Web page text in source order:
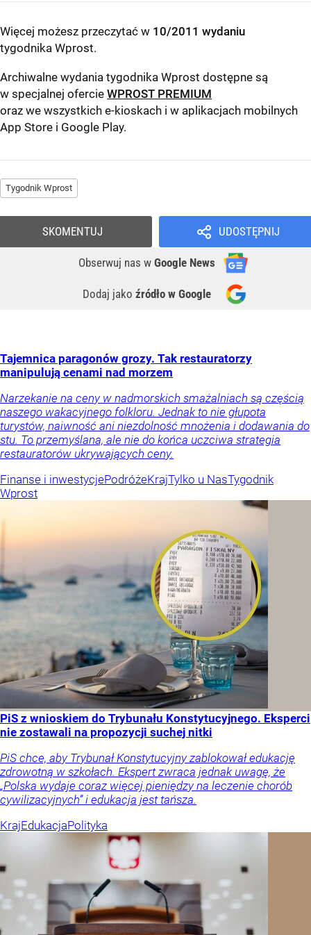
Więcej możesz przeczytać w 10/2011 wydaniu
tygodnika Wprost.
Archiwalne wydania tygodnika Wprost dostępne są
w specjalnej ofercie WPROST PREMIUM
oraz we wszystkich e-kioskach i w aplikacjach mobilnych
App Store i Google Play.
Tygodnik Wprost
UDOSTĘPNIJ
Obserwuj nas w Google News
Dodaj jako źródło w Google
SKOMENTUJ
Tajemnica paragonów grozy. Tak restauratorzy
manipulują cenami nad morzem
Narzekanie na ceny w nadmorskich smażalniach są częścią
naszego wakacyjnego folkloru. Jednak to nie głupota
turystów, naiwność ani niezdolność mnożenia i dodawania do
stu. To przemyślana, ale nie do końca uczciwa strategia
restauratorów ukrywających ceny.
Finanse i inwestycjePodróżeKrajTylko u NasTygodnik
Wprost
PiS z wnioskiem do Trybunału Konstytucyjnego. Eksperci
nie zostawali na propozycji suchej nitki
PiS chce, aby Trybunał Konstytucyjny zablokował edukację
zdrowotną w szkołach. Ekspert zwraca jednak uwagę, że
„Polska wydaje coraz więcej pieniędzy na leczenie chorób
cywilizacyjnych” i edukacja jest tańsza.
KrajEdukacjaPolityka